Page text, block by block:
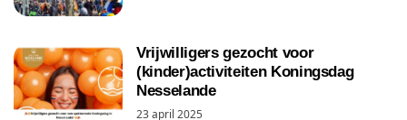
Vrijwilligers gezocht voor
(kinder)activiteiten Koningsdag
Nesselande
23 april 2025